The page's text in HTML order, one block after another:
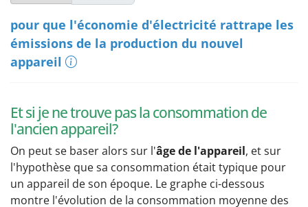
pour que l'économie d'électricité rattrape les
émissions de la production du nouvel
appareil
Et si je ne trouve pas la consommation de
l'ancien appareil?
On peut se baser alors sur l'âge de l'appareil, et sur
l'hypothèse que sa consommation était typique pour
un appareil de son époque. Le graphe ci-dessous
montre l'évolution de la consommation moyenne des